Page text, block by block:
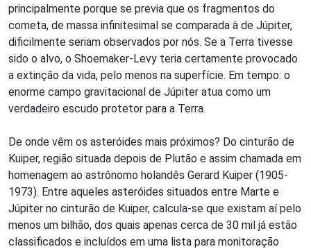
principalmente porque se previa que os fragmentos do
cometa, de massa infinitesimal se comparada à de Júpiter,
dificilmente seriam observados por nós. Se a Terra tivesse
sido o alvo, o Shoemaker-Levy teria certamente provocado
a extinção da vida, pelo menos na superfície. Em tempo: o
enorme campo gravitacional de Júpiter atua como um
verdadeiro escudo protetor para a Terra.
De onde vêm os asteróides mais próximos? Do cinturão de
Kuiper, região situada depois de Plutão e assim chamada em
homenagem ao astrônomo holandês Gerard Kuiper (1905-
1973). Entre aqueles asteróides situados entre Marte e
Júpiter no cinturão de Kuiper, calcula-se que existam aí pelo
menos um bilhão, dos quais apenas cerca de 30 mil já estão
classificados e incluídos em uma lista para monitoração